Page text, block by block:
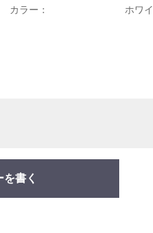
カラー： ホワ
を書く